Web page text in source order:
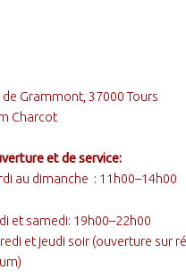
de Grammont, 37000 Tours
Charcot
et de service:
au dimanche : 11h00–14h00
et samedi: 19h00–22h00
et jeudi soir (ouverture sur